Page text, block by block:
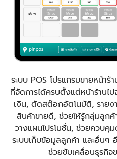
ระบบ POS โปรแกรมขายหน้า
ที่จัดการได้ครบตั้งแต่หน้าร้าน
เงิน, ตัดสต๊อกอัตโนมัติ, รายง
สินค้าขายดี, ช่วยให้รู้กลุ่มลูกค้
วางแผนโปรโมชั่น, ช่วยควบคุ
ระบบเก็บข้อมูลลูกค้า และอื่นๆ
ช่วยขับเคลื่อนธุรกิ